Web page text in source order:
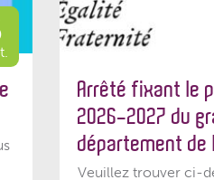
Arrêté fixant le
2026-2027 du
département de
Veuillez trouver ci-